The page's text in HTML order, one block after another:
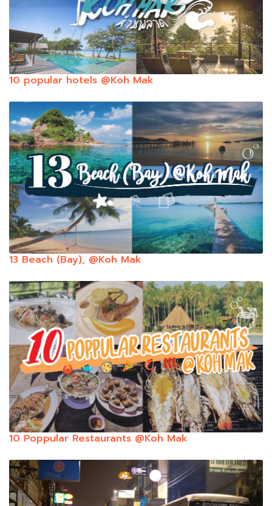
10 popular hotels @Koh Mak
13 Beach (Bay), @Koh Mak
10 Poppular Restaurants @Koh Mak